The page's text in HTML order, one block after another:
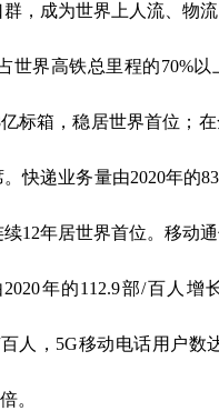
，成为世界上人流、物
世界高铁总里程的70%以
亿标箱，稳居世界首位；
。快递业务量由2020年的
续12年居世界首位。移动
2020年的112.9部/百人增
百人， 5G移动电话用户数
倍。